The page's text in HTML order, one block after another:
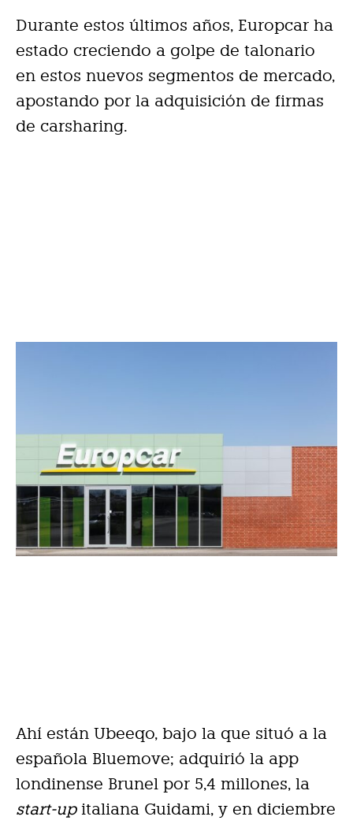
Durante estos últimos años, Europcar ha
estado creciendo a golpe de talonario
en estos nuevos segmentos de mercado,
apostando por la adquisición de firmas
de carsharing.
Ahí están Ubeeqo, bajo la que situó a la
española Bluemove; adquirió la app
londinense Brunel por 5,4 millones, la
start-upitaliana Guidami, y en diciembre